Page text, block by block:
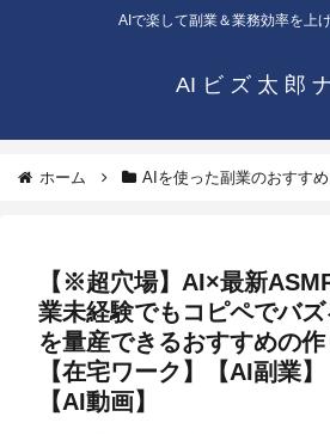
AIで楽して副業＆業務効率を上
AI ビ ズ 太 郎
ホーム AIを使った副業のおすすめ
【※超穴場】AI×最新
業未経験でもコピペでバ
を量産できるおすすめの作
【在宅ワーク】【AI副業】
【AI動画】